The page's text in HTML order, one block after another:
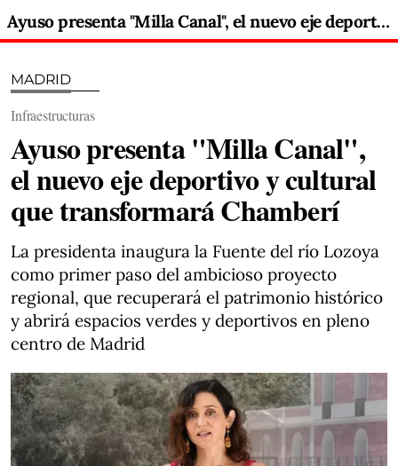
Ayuso presenta "Milla Canal", el nuevo eje deportivo y cultural que transformará Chamberí
MADRID
Infraestructuras
Ayuso presenta "Milla Canal",
el nuevo eje deportivo y cultural
que transformará Chamberí
La presidenta inaugura la Fuente del río Lozoya
como primer paso del ambicioso proyecto
regional, que recuperará el patrimonio histórico
y abrirá espacios verdes y deportivos en pleno
centro de Madrid